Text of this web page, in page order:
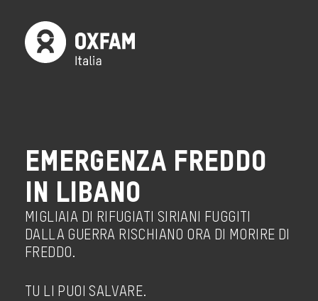
EMERGENZA FREDDO
IN LIBANO
MIGLIAIA DI RIFUGIATI SIRIANI FUGGITI
DALLA GUERRA RISCHIANO ORA DI MORIRE DI
FREDDO.
TU LI PUOI SALVARE.